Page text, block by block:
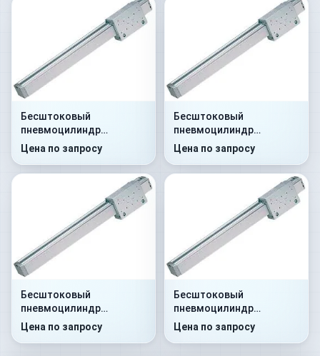
Бесштоковый
пневмоцилиндр
52R2C32A0700
Цена по запросу
Бесштоковый
пневмоцилиндр
52R2P40A0150
Цена по запросу
Бесштоковый
пневмоцилиндр
52R2C32A0800
Цена по запросу
Бесштоковый
пневмоцилиндр
52R2P40A0250
Цена по запросу